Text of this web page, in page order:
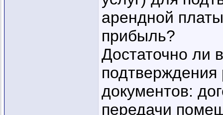
арендной
прибыль?
Достаточно ли
документов:
передачи